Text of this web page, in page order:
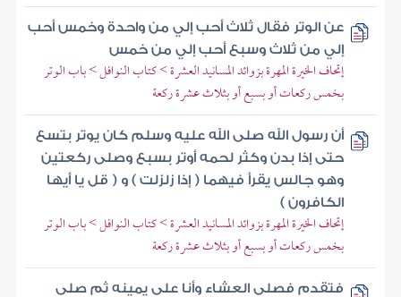
عن الوتر فقال ثلاث أحب إلي من واحدة وخمس أحب
إلي من ثلاث وسبع أحب إلي من خمس
إتحاف الخيرة المهرة بزوائد المسانيد العشرة > كتاب النوافل > باب الوتر
بخمس ركعات أو بسبع أو بثلاث عشرة ركعة
أن رسول الله صلى الله عليه وسلم كان يوتر بتسع
حتى إذا بدن وكثر لحمه أوتر بسبع وصلى ركعتين
وهو جالس يقرأ فيهما ( إذا زلزلت ) و ( قل يا أيها
الكافرون )
إتحاف الخيرة المهرة بزوائد المسانيد العشرة > كتاب النوافل > باب الوتر
بخمس ركعات أو بسبع أو بثلاث عشرة ركعة
فتقدم فصلى العشاء وأنا على يمينه ثم صلى